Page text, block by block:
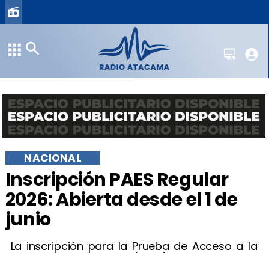
Inscripción PAES Regular
2026: Abierta desde el 1 de
junio
La inscripción para la Prueba de Acceso a la
NACIONAL